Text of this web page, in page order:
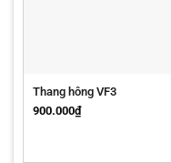
Thang hông VF3
900.000₫